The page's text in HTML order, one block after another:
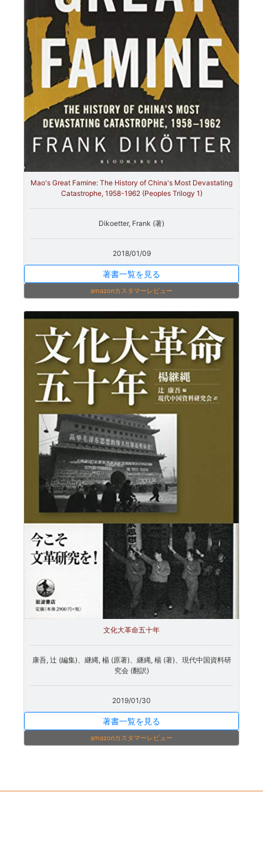
Mao's Great Famine: The History of China's Most Devastating
Catastrophe, 1958-1962 (Peoples Trilogy 1)
Dikoetter, Frank (著)
2018/01/09
著書一覧を見る
amazonカスタマーレビュー
文化大革命五十年
康吾, 辻 (編集)、継縄, 楊 (原著)、継縄, 楊 (著)、現代中国資料研
究会 (翻訳)
2019/01/30
著書一覧を見る
amazonカスタマーレビュー